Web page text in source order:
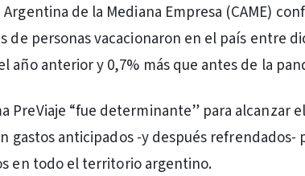
de la Mediana Empresa (CAME)
de personas vacacionaron en el país entre
año anterior y 0,7% más que antes de la
PreViaje “fue determinante” para alcanzar
gastos anticipados -y después refrendados-
en todo el territorio argentino.